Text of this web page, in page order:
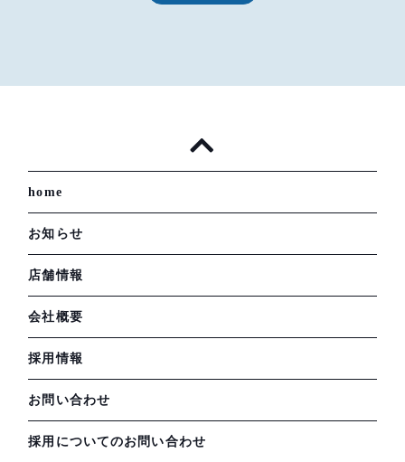
home
お知らせ
店舗情報
会社概要
採用情報
お問い合わせ
採用についてのお問い合わせ